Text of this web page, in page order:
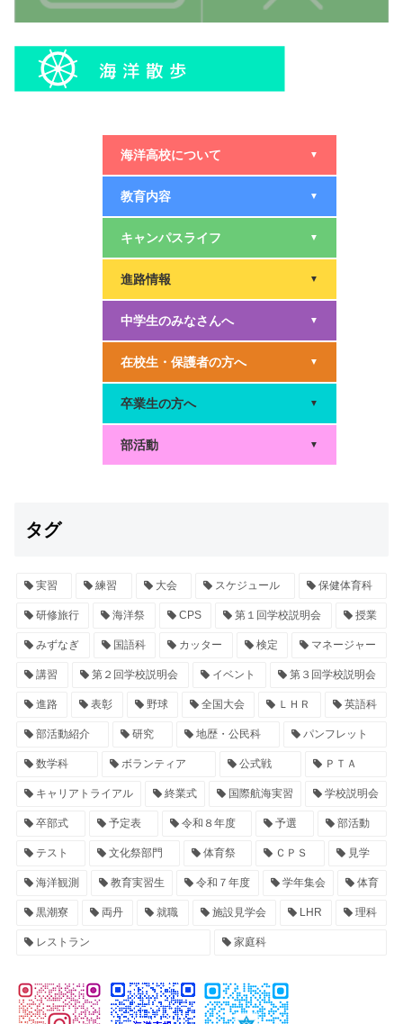
海洋高校について ▼
教育内容 ▼
キャンパスライフ ▼
進路情報 ▼
中学生のみなさんへ ▼
在校生・保護者の方へ ▼
卒業生の方へ ▼
部活動 ▼
タグ
実習 練習 大会 スケジュール 保健体育科
研修旅行 海洋祭 CPS 第１回学校説明会 授業
みずなぎ 国語科 カッター 検定 マネージャー
講習 第２回学校説明会 イベント 第３回学校説明会
進路 表彰 野球 全国大会 ＬＨＲ 英語科
部活動紹介 研究 地歴・公民科 パンフレット
数学科 ボランティア 公式戦 ＰＴＡ
キャリアトライアル 終業式 国際航海実習 学校説明会
卒部式 予定表 令和８年度 予選 部活動
テスト 文化祭部門 体育祭 ＣＰＳ 見学
海洋観測 教育実習生 令和７年度 学年集会 体育
黒潮寮 両丹 就職 施設見学会 LHR 理科
レストラン 家庭科